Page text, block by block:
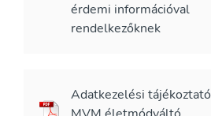
érdemi információval
rendelkezőknek
Adatkezelési tájékoztató